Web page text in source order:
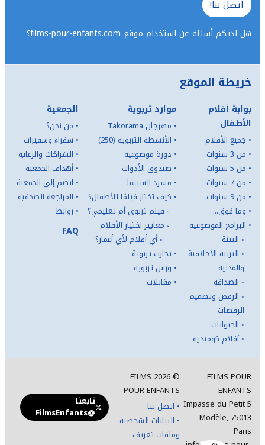
اتصل بنا!
هل لديكم أسئلة عن استخدام موقع films-pour-enfants.com؟
خريطة الموقع
بوابة أفلام
الأطفال
• جميع الأفلام
• من 3 سنوات
• من 5 سنوات
• من 7 سنوات
• من 9 سنوات
• وما فوق...
• البرامج الموضوعية
◦ البيئة
◦ التربية الأخلاقية
والمدنية
◦ الصداقة
◦ الرقص وتصميم
الرقصات
◦ الحيوانات
◦أفلام كوميدية
موارد تربوية
• مهرجان Takorama
• الأنشطة التربوية (250)
• دورة موضوعية
• صندوق الأدوات
• مسرد السينما
• كيف تختار فيلمًا للأطفال؟
◦ فيلم تربوي أم تعليمي؟
◦ معايير اختيار الأفلام
◦أي أفلام لأي أعمار؟
• تجارب تربوية
• ورش تربوية
• مقابلات
الجمعية
• من نحن؟
• سفراء وسفيرات
• الشراكات والرعاية
•أهداف الجمعية
• انضم إلى الجمعية
• المراجعة الصحفية
• روابط
FAQ
FILMS POUR
ENFANTS
5 Impasse du Petit
Modèle, 75013
Paris
©
2026
FILMS
POUR ENFANTS
• اتصل بنا
• البيانات الشخصية
وملفات تعريف
تابعنا
@FilmsEnfants